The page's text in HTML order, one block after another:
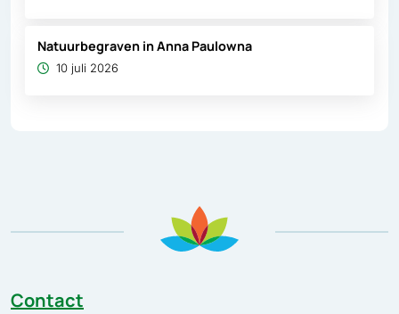
Natuurbegraven in Anna Paulowna
10 juli 2026
Contact